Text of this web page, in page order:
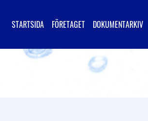
STARTSIDA FÖRETAGET DOKUMENTARKIV